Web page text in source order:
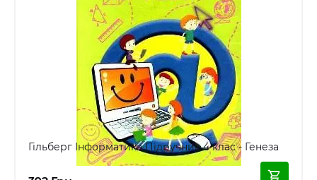
Гільберг Інформатика Підручник 4 клас - Генеза